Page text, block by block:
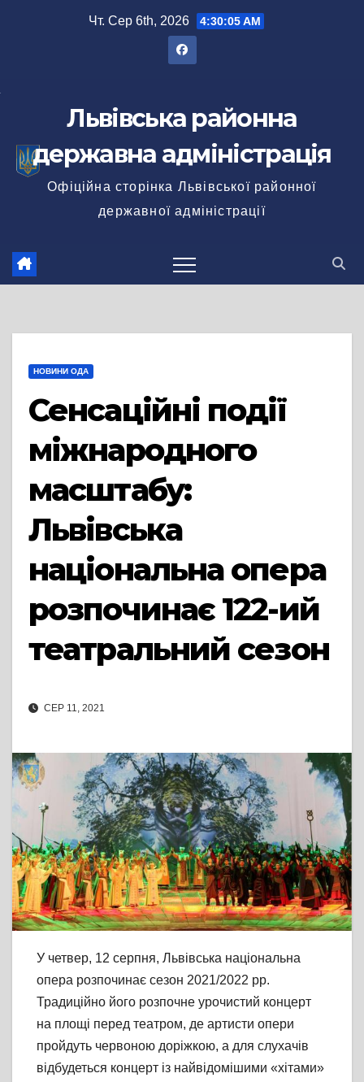
Чт. Сер 6th, 2026 4:30:05 AM
Львівська районна
державна адміністрація
Офіційна сторінка Львівської районної
державної адміністрації
НОВИНИ ОДА
Сенсаційні події
міжнародного
масштабу:
Львівська
національна опера
розпочинає 122-ий
театральний сезон
СЕР 11, 2021
У четвер, 12 серпня, Львівська національна
опера розпочинає сезон 2021/2022 рр.
Традиційно його розпочне урочистий концерт
на площі перед театром, де артисти опери
пройдуть червоною доріжкою, а для слухачів
відбудеться концерт із найвідомішими «хітами»